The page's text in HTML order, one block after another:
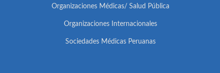
Organizaciones Médicas/ Salud Pública
Organizaciones Internacionales
Sociedades Médicas Peruanas